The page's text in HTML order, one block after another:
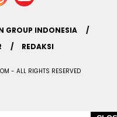
GROUP INDONESIA
REDAKSI
- ALL RIGHTS RESERVED